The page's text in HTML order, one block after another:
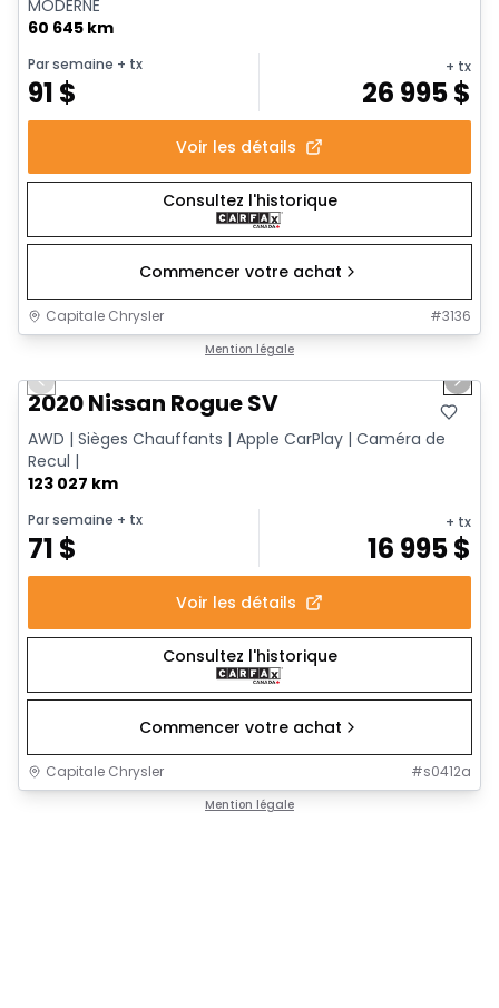
MODERNE
60 645 km
Par semaine + tx
91 $
+ tx
26 995$
Voir les détails
Consultez l'historique
Commencer votre achat
Capitale Chrysler #3136
Mention légale
Vidéo disponible
Previous slide Next
2020 Nissan Rogue SV
AWD | Sièges Chauffants | Apple CarPlay | Caméra de
Recul |
123 027 km
Par semaine + tx
71 $
+ tx
16 995$
Voir les détails
Consultez l'historique
Commencer votre achat
Capitale Chrysler #s0412a
Mention légale